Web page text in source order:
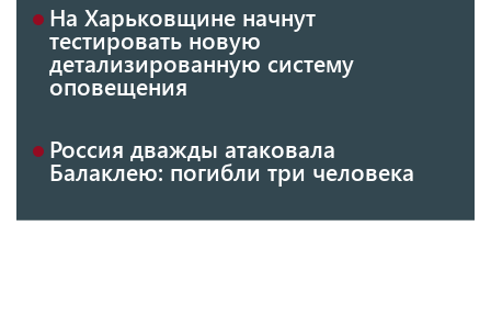
На Харьковщине начнут
тестировать новую
детализированную систему
оповещения
Россия дважды атаковала
Балаклею: погибли три человека